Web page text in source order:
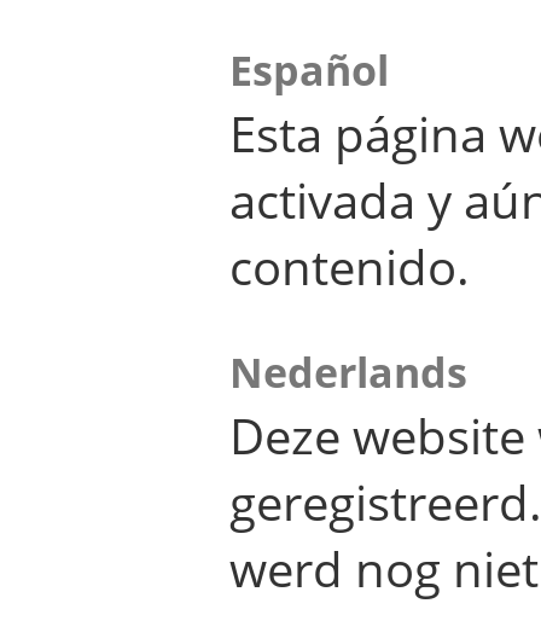
Español
Esta página
activada y
contenido.
Nederlands
Deze
werd nog